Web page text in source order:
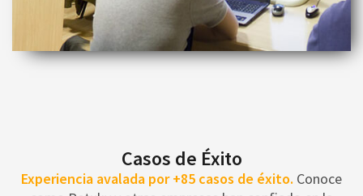
Casos de Éxito
Experiencia avalada por +85 casos de éxito. Conoce